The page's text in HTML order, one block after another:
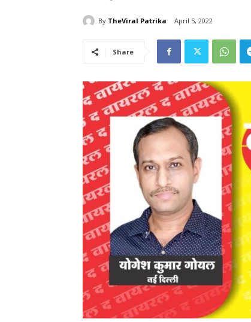
By TheViral Patrika April 5, 2022
Share